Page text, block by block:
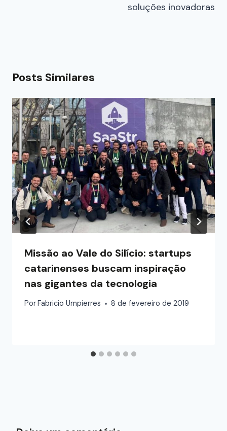
soluções inovadoras
Posts Similares
Missão ao Vale do Silício: startups
catarinenses buscam inspiração
nas gigantes da tecnologia
Por Fabricio Umpierres 8 de fevereiro de 2019